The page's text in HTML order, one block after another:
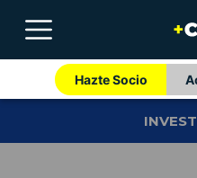
Hazte Socio